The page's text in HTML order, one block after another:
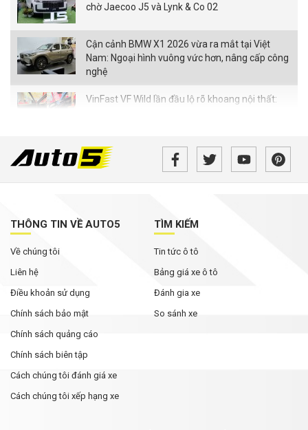
chờ Jaecoo J5 và Lynk & Co 02
Cận cảnh BMW X1 2026 vừa ra mắt tại Việt
Nam: Ngoại hình vuông vức hơn, nâng cấp công
nghệ
VinFast VF Wild lần đầu lộ rõ khoang nội thất:
Nhiều ô tô thủng lốp trên cao tốc qua Đắk Lắk:
Xe chở phế liệu có phải 'thủ phạm'?
cần tiếp nhiên liệu, lập kỷ lục thế giới
Xe gia đình 7 chỗ tại Việt Nam đang rẻ chưa
THÔNG TIN VỀ AUTO5
Về chúng tôi
Liên hệ
Điều khoản sử dụng
Chính sách bảo mật
Chính sách quảng cáo
Chính sách biên tập
Cách chúng tôi đánh giá xe
Cách chúng tôi xếp hạng xe
TÌM KIẾM
Tin tức ô tô
Bảng giá xe ô tô
Đánh gia xe
So sánh xe